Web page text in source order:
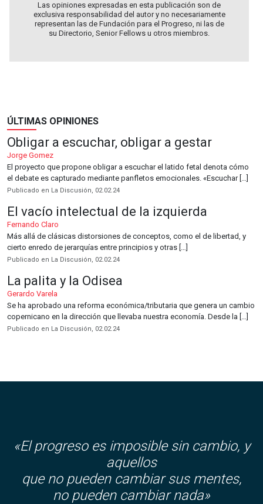
Las opiniones expresadas en esta publicación son de
exclusiva responsabilidad del autor y no necesariamente
representan las de Fundación para el Progreso, ni las de
su Directorio, Senior Fellows u otros miembros.
ÚLTIMAS OPINIONES
Obligar a escuchar, obligar a gestar
Jorge Gomez
El proyecto que propone obligar a escuchar el latido fetal denota cómo
el debate es capturado mediante panfletos emocionales. «Escuchar […]
Publicado en La Discusión, 02.02.24
El vacío intelectual de la izquierda
Fernando Claro
Más allá de clásicas distorsiones de conceptos, como el de libertad, y
cierto enredo de jerarquías entre principios y otras […]
Publicado en La Discusión, 02.02.24
La palita y la Odisea
Gerardo Varela
Se ha aprobado una reforma económica/tributaria que genera un cambio
copernicano en la dirección que llevaba nuestra economía. Desde la […]
Publicado en La Discusión, 02.02.24
«El progreso es imposible sin cambio, y
aquellos
que no pueden cambiar sus mentes,
no pueden cambiar nada»